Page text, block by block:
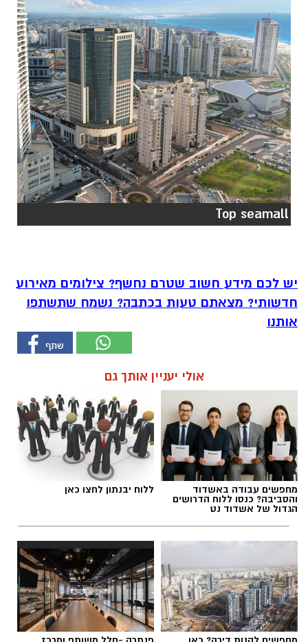
Top seamall
יש לכם מידע חשוב שטרם נחשף? צילומים מאירוע
חדשותי? מצאתם טעות בכתבה? נשמח שתשתפו
אותנו
אולי יעניין אותך גם
מחפשים עבודה באשדוד
והסביבה? כנסו ללוח הדרושים
הגדול של אשדוד נט
ללוח יבנתון לחצו כאן